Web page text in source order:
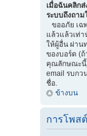
เมื่อฉันคลิก
ระบบถึงถาม
ขออภัย เฉ
แล้วแล้วเท่
ให้ผู้อื่น ผ่าน
ของบอร์ด (
คุณลักษณะนี้)
email รบกว
ชื่อ.
ข้างบน
การโพส